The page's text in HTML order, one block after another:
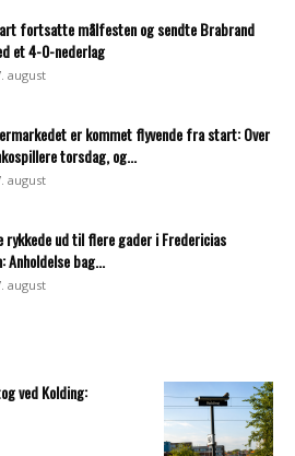
fortsatte målfesten og sendte Brabrand
et 4-0-nederlag
august
er kommet flyvende fra start: Over
torsdag, og...
august
rykkede ud til flere gader i Fredericias
Anholdelse bag...
august
ved Kolding: